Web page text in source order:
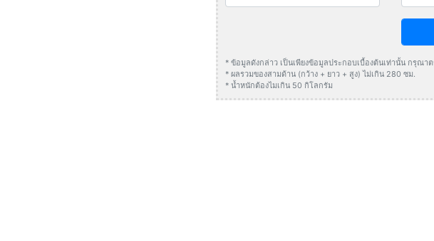
* ข้อมูลดังกล่าว เป็นเพียงข้อมูลประกอบเบื้องต้นเท่านั้น กรุณา
* ผลรวมของสามด้าน (กว้าง + ยาว + สูง) ไม่เกิน 280 ซม.
* น้ำหนักต้องไมเกิน 50 กิโลกรัม